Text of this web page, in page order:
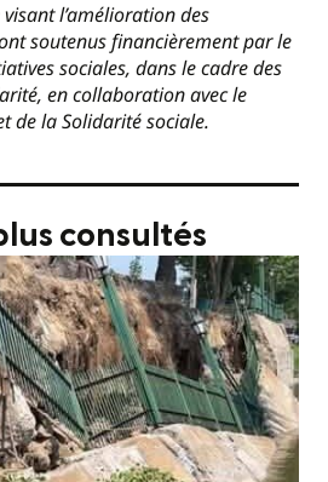
l’amélioration des
soutenus financièrement par le
sociales, dans le cadre des
en collaboration avec le
de la Solidarité sociale.
consultés